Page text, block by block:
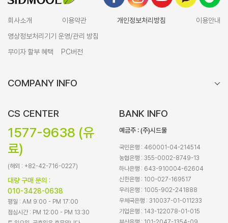
회사소개 이용약관 개인정보처리방침
이용안내
영상정보처리기기 운영/관리 방침
무이자 할부 혜택
PC버전
COMPANY INFO
CS CENTER
1577-9638 (유
료)
(해외 : +82-42-716-0227)
대량 구매 문의 :
010-3428-0638
평일 : AM 9:00 - PM 17:00
점심시간 : PM 12:00 - PM 13:30
BANK INFO
예금주 : (주)시드물
국민은행 : 460001-04-214514
농협은행 : 355-0002-8749-13
하나은행 : 643-910004-62604
신한은행 : 100-027-169517
우리은행 : 1005-902-241888
우체국은행 : 310037-01-011233
기업은행 : 143-122078-01-015